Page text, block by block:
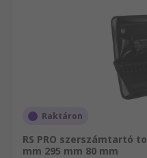
Raktáron
RS PRO szerszámtartó
mm 295 mm 80 mm